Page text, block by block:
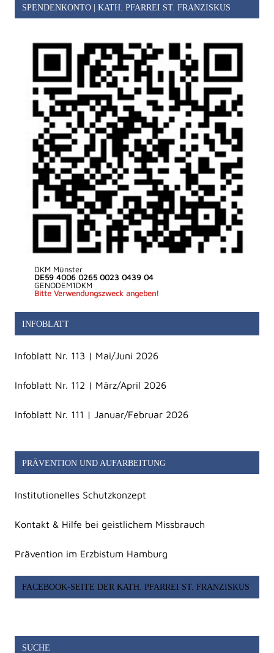
SPENDENKONTO | KATH. PFARREI ST. FRANZISKUS
DKM Münster
DE59 4006 0265 0023 0439 04
GENODEM1DKM
Bitte Verwendungszweck angeben!
INFOBLATT
Infoblatt Nr. 113 | Mai/Juni 2026
Infoblatt Nr. 112 | März/April 2026
Infoblatt Nr. 111 | Januar/Februar 2026
PRÄVENTION UND AUFARBEITUNG
Institutionelles Schutzkonzept
Kontakt & Hilfe bei geistlichem Missbrauch
Prävention im Erzbistum Hamburg
FACEBOOK-SEITE DER KATH. PFARREI ST. FRANZISKUS
SUCHE